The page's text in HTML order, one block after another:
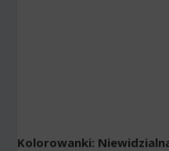
Kolorowanki: